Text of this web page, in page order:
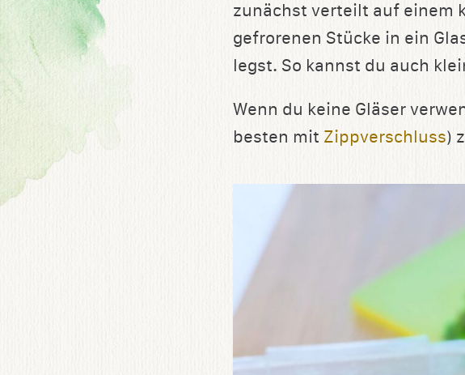
zunächst verteilt auf einem
gefrorenen Stücke in ein
legst. So kannst du auch
Wenn du keine Gläser
besten mit Zippverschluss)